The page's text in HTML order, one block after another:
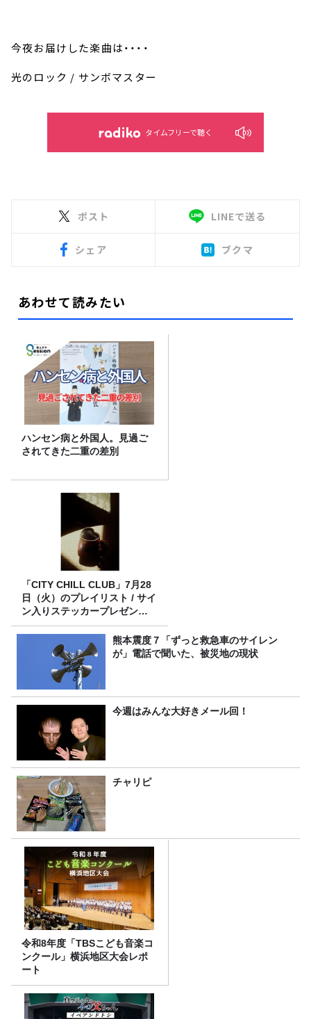
今夜お届けした楽曲は・・・・
光のロック / サンボマスター
タイムフリーで聴く
ポスト LINEで送る
シェア ブクマ
あわせて読みたい
ハンセン病と外国人。見過ご
されてきた二重の差別
「CITY CHILL CLUB」7月28
日（火）のプレイリスト / サイ
ン入りステッカープレゼント
有り
熊本震度７「ずっと救急車のサイレン
が」電話で聞いた、被災地の現状
今週はみんな大好きメール回！
チャリピ
令和8年度「TBSこども音楽コ
ンクール」横浜地区大会レポ
ート